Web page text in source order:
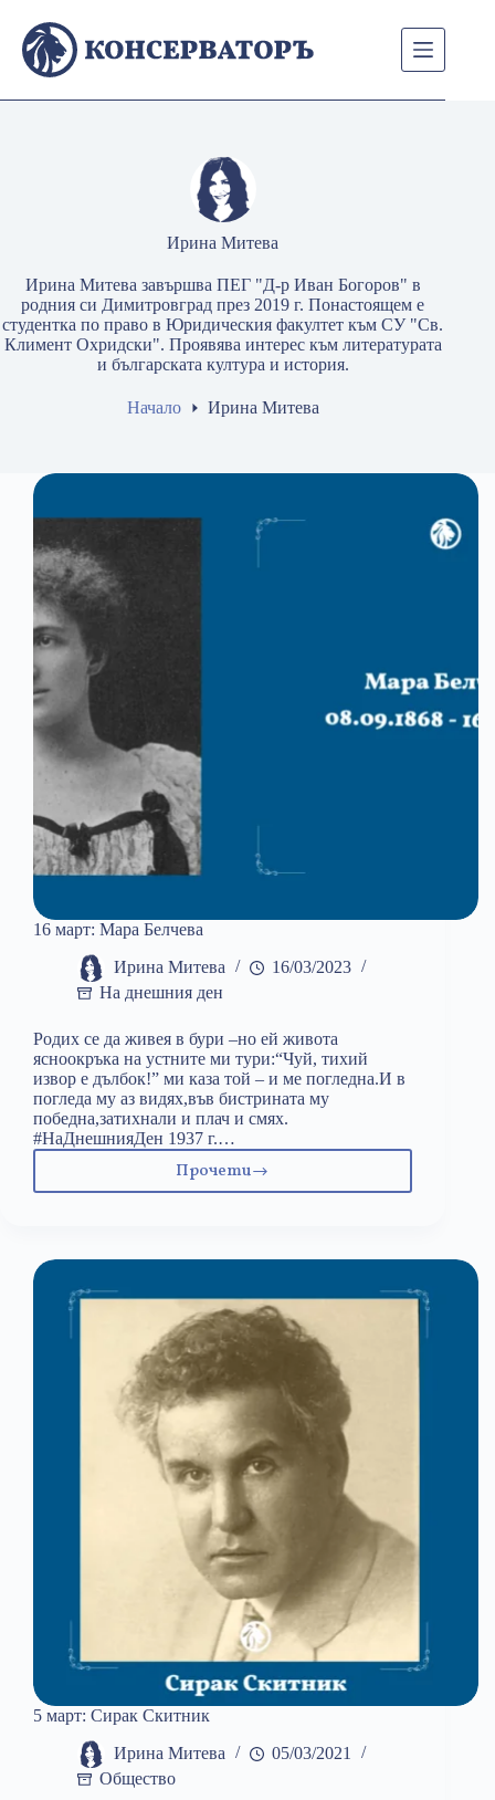
content
Ирина Митева
Ирина Митева завършва ПЕГ "Д-р Иван Богоров" в
родния си Димитровград през 2019 г. Понастоящем е
студентка по право в Юридическия факултет към СУ "Св.
Климент Охридски". Проявява интерес към литературата
и българската култура и история.
Начало Ирина Митева
16 март: Мара Белчева
Ирина Митева
16/03/2023
На днешния ден
Родих се да живея в бури –но ей живота
ясноокръка на устните ми тури:“Чуй, тихий
извор е дълбок!” ми каза той – и ме погледна.И в
погледа му аз видях,във бистрината му
победна,затихнали и плач и смях.
#НаДнешнияДен 1937 г.…
Прочети
16
5 март: Сирак Скитник
Ирина Митева
05/03/2021
Общество